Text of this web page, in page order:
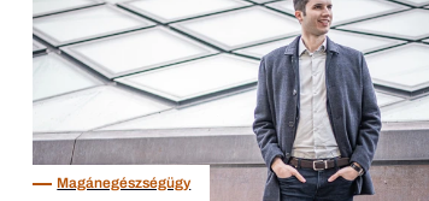
Magánegészségügy